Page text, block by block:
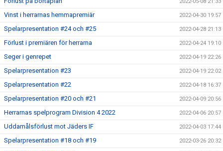
Vinst i herrarnas hemmapremiär 2022-04-30 19:57
Spelarpresentation #24 och #25 2022-04-28 21:13
Förlust i premiären för herrarna 2022-04-24 19:10
Seger i genrepet 2022-04-19 22:26
Spelarpresentation #23 2022-04-19 22:02
Spelarpresentation #22 2022-04-18 16:37
Spelarpresentation #20 och #21 2022-04-09 20:56
Herrarnas spelprogram Division 4 2022 2022-04-06 20:57
Uddamålsförlust mot Jäders IF 2022-04-03 17:44
Spelarpresentation #18 och #19 2022-03-26 20:32